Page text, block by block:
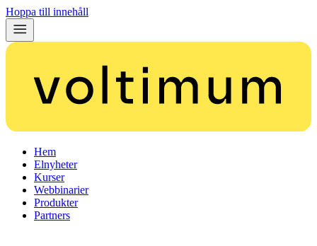
Hoppa till innehåll
Hem
Elnyheter
Kurser
Webbinarier
Produkter
Partners